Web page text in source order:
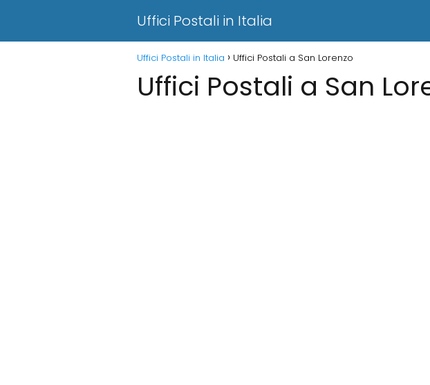
Uffici Postali in Italia
Uffici Postali in Italia Uffici Postali a San Lorenzo
Uffici Postali a San